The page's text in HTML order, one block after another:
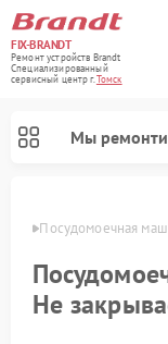
FIX-BRANDT
Ремонт устройств Brandt
Специализированный
cервисный центр г.Томск
Мы
Посудомоечная
Не